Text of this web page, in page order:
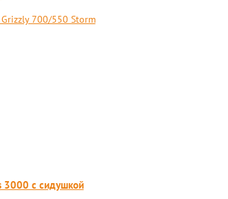
700/550 Storm
3000 с сидушкой